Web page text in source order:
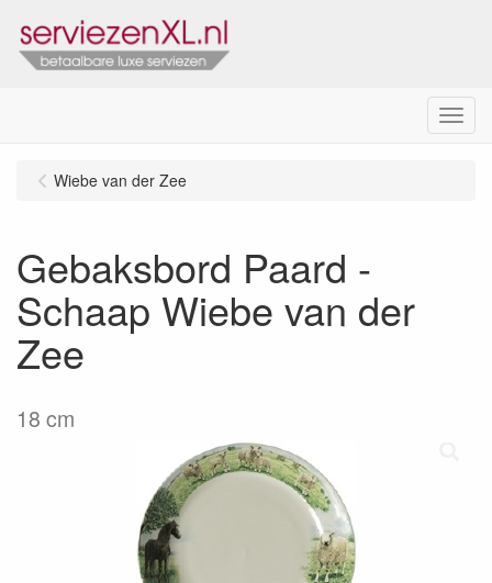
Menu
Wiebe van der Zee
Gebaksbord Paard -
Schaap Wiebe van der
Zee
18 cm